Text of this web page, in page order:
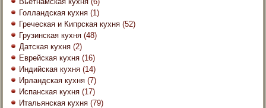
Голландская кухня (1)
Греческая и Кипрская кухня (52)
Грузинская кухня (48)
Датская кухня (2)
Еврейская кухня (16)
Индийская кухня (14)
Ирландская кухня (7)
Испанская кухня (17)
Итальянская кухня (79)